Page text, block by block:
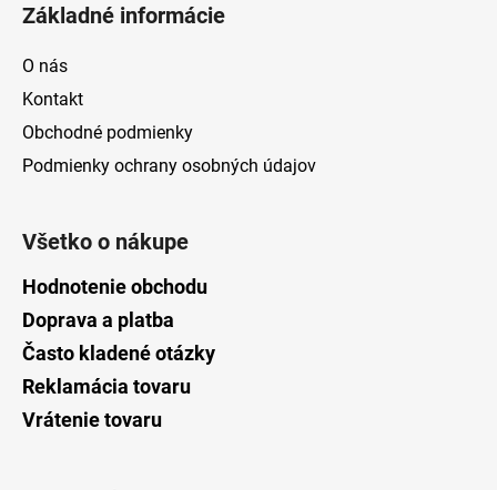
Základné informácie
O nás
Kontakt
Obchodné podmienky
Podmienky ochrany osobných údajov
Všetko o nákupe
Hodnotenie obchodu
Doprava a platba
Často kladené otázky
Reklamácia tovaru
Vrátenie tovaru